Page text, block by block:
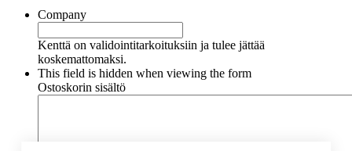
Company
Kenttä on validointitarkoituksiin ja tulee jättää
koskemattomaksi.
This field is hidden when viewing the form
Ostoskorin sisältö